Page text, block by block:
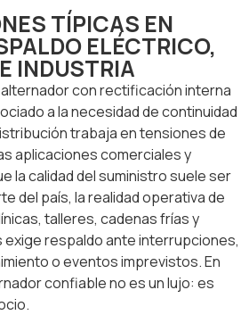
TÍPICAS EN
ELÉCTRICO,
INDUSTRIA
alternador con rectificación interna
a la necesidad de continuidad
trabaja en tensiones de
aplicaciones comerciales y
la calidad del suministro suele ser
del país, la realidad operativa de
talleres, cadenas frías y
respaldo ante interrupciones,
o eventos imprevistos. En
confiable no es un lujo: es